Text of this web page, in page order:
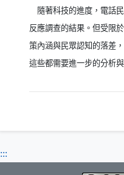
隨著科技的進度，電話
反應調查的結果。但受限
策內涵與民眾認知的落差
這些都需要進一步的分析與
:::